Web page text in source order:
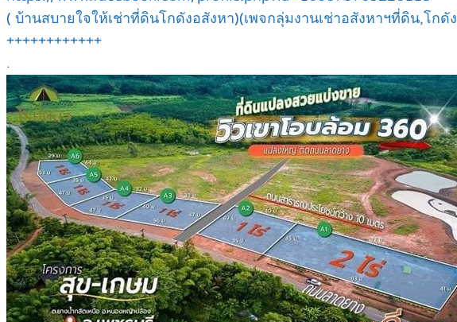
( บ้านสบายใจให้เช่าที่ดินโกดังอสังหา)(เพจกลุ่มงานเช่าอสังหาฯที่ดิน,โกดัง
++++++++++++
.